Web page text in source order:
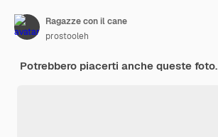
Ragazze con il cane
prostooleh
Potrebbero piacerti anche queste foto.